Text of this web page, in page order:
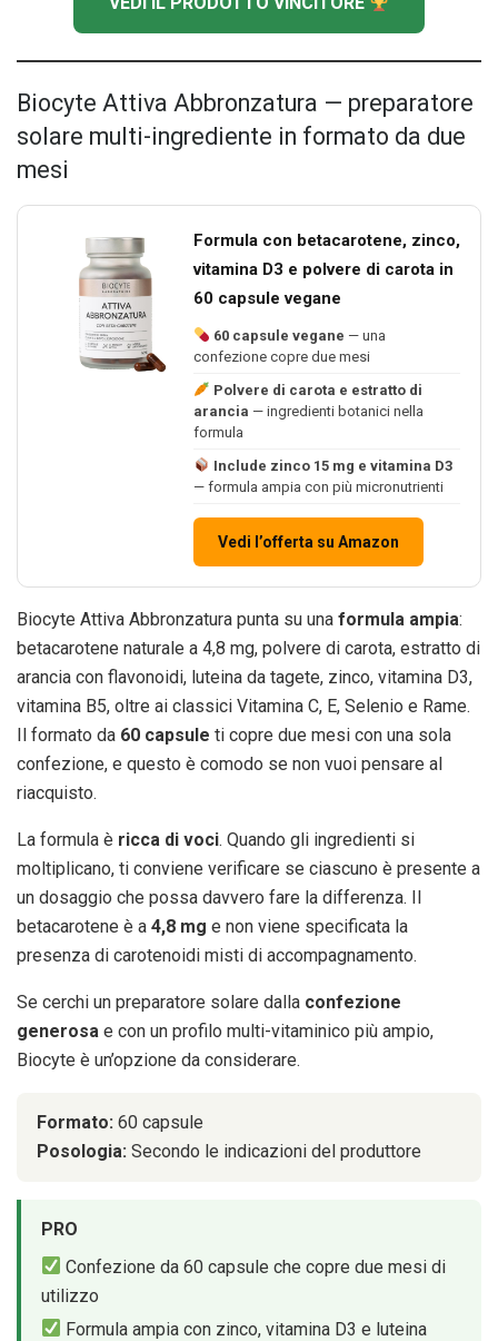
Biocyte Attiva Abbronzatura — preparatore
solare multi-ingrediente in formato da due
mesi
Formula con betacarotene, zinco,
vitamina D3 e polvere di carota in
60 capsule vegane
60 capsule vegane — una
confezione copre due mesi
Polvere di carota e estratto di
arancia — ingredienti botanici nella
formula
Include zinco 15 mg e vitamina D3
— formula ampia con più micronutrienti
Vedi l’offerta su Amazon
Biocyte Attiva Abbronzatura punta su una formula ampia:
betacarotene naturale a 4,8 mg, polvere di carota, estratto di
arancia con flavonoidi, luteina da tagete, zinco, vitamina D3,
vitamina B5, oltre ai classici Vitamina C, E, Selenio e Rame.
Il formato da 60 capsule ti copre due mesi con una sola
confezione, e questo è comodo se non vuoi pensare al
riacquisto.
La formula è ricca di voci. Quando gli ingredienti si
moltiplicano, ti conviene verificare se ciascuno è presente a
un dosaggio che possa davvero fare la differenza. Il
betacarotene è a 4,8 mg e non viene specificata la
presenza di carotenoidi misti di accompagnamento.
Se cerchi un preparatore solare dalla confezione
generosa e con un profilo multi-vitaminico più ampio,
Biocyte è un’opzione da considerare.
Formato: 60 capsule
Posologia: Secondo le indicazioni del produttore
PRO
Confezione da 60 capsule che copre due mesi di
utilizzo
Formula ampia con zinco, vitamina D3 e luteina